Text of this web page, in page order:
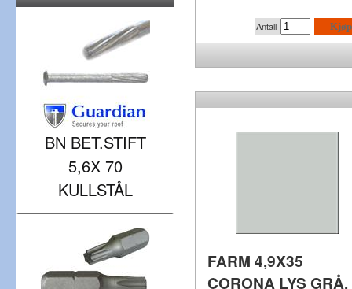
BN BET.STIFT
5,6X 70
KULLSTÅL
Kjøp
Antall
FARM 4,9X35
CORONA LYS GRÅ,